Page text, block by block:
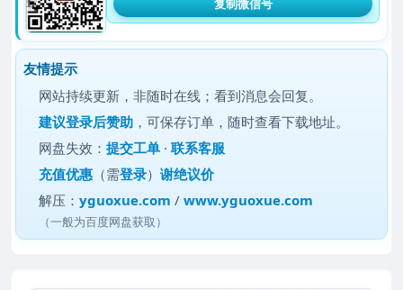
复制微信号
友情提示
网站持续更新，非随时在线；看到消息会回复。
建议登录后赞助 ，可保存订单，随时查看下载地址。
网盘失效：提交工单 ·联系客服
充值优惠 （需登录）谢绝议价
解压：yguoxue.com /www.yguoxue.com
（一般为百度网盘获取）